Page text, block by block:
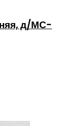
д/МС-